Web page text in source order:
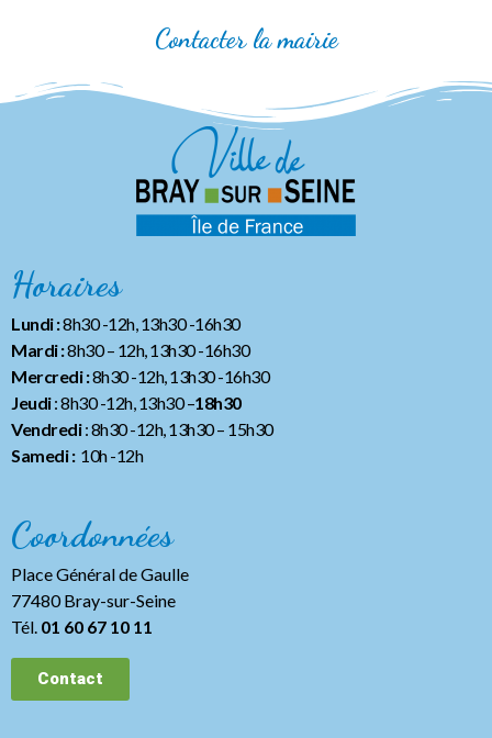
Contacter la mairie
Horaires
Lundi :8h30 -12h, 13h30 -16h30
Mardi :8h30 – 12h, 13h30 -16h30
Mercredi :8h30 -12h, 13h30 -16h30
Jeudi: 8h30 -12h, 13h30 –18h30
Vendredi: 8h30 -12h, 13h30– 15h30
Samedi :10h -12h
Coordonnées
Place Général de Gaulle
77480 Bray-sur-Seine
Tél. 01 60 67 10 11
Contact